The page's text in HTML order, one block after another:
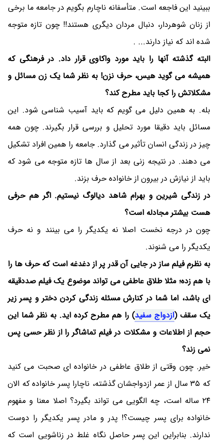
ببینید این فاجعه است. متأسفانه ناچارم بگویم در جامعه ما برخی
از زنان شوهردار، دنبال مردان دیگری هستند!! چون تازه متوجه
شده اند که نیاز دارند... .
البته گذشته آنها را باید مورد واکاوی قرار داد. در فرهنگی که
همیشه می گوید هیس، حرف نزن! به نظر شما یک زن مسائل و
مشکلاتش را کجا باید مطرح کند؟
بله. به همین دلیل می گویم که باید آسیب شناسی شود. این
مسائل باید دقیقا مورد تحلیل و بررسی قرار بگیرند. چون همه
چیز در زندگی انسان تأثیر می گذارد. جامعه را همین افراد تشکیل
می دهند. در نتیجه زنی بعد از سال ها تازه متوجه می شود که
باید از نیازش در بیرون از خانواده حرف بزند.
در زندگی شیرین و بهرام شاهد دیالوگ نیستیم. اگر هم حرفی
هست بیشتر مجادله است؟
چون در درجه نخست اصلا نه یکدیگر را می بینند و نه حرف
یکدیگر را می شنوند.
به نظرم فیلم ساز در جایی آن قدر پر از دغدغه است که حرف ها را
با هم زده؛ مثلا طلاق عاطفی می تواند موضوع یک فیلم صددقیقه
ای باشد، اما شما در کنارش مسئله زندگی کردن دختر و پسر زیر
یک سقف (ازدواج سفید) را هم مطرح کرده اید. به نظر شما این
حجم از اطلاعات و مشکلات در فیلم تماشاگر را از نظر حسی پس
نمی زند؟
خیر. چون وقتی از طلاق عاطفی در خانواده ای صحبت می کنید
که ٣٥ سال از عمر ازدواجشان گذشته، ناچارا پسر خانواده که الان
٢٤ ساله است، چه الگویی می تواند بگیرد؟ اصلا معنا و مفهوم
خانواده برای پسر چیست؟! پدر و مادر پسر یکدیگر را دوست
ندارند. بنابراین این پسر حاصل نگاه غلط در زناشویی است که